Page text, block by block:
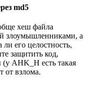
md5
хеш файла
злоумышленниками, а
его целостность,
защитить код,
AHK_H есть такая
от взлома.